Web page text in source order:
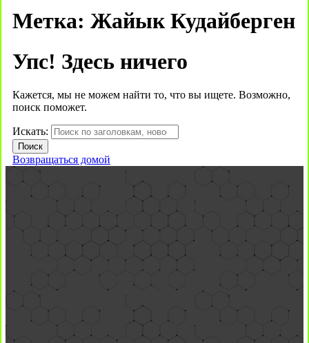
Метка: Жайык Кудайберген
Упс! Здесь ничего
Кажется, мы не можем найти то, что вы ищете. Возможно,
поиск поможет.
Искать:
Возвращаться домой